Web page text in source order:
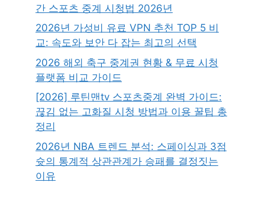
간 스포츠 중계 시청법 2026년
2026년 가성비 유료 VPN 추천 TOP 5 비
교: 속도와 보안 다 잡는 최고의 선택
2026 해외 축구 중계권 현황 & 무료 시청
플랫폼 비교 가이드
[2026] 루틴맨tv 스포츠중계 완벽 가이드:
끊김 없는 고화질 시청 방법과 이용 꿀팁 총
정리
2026년 NBA 트렌드 분석: 스페이싱과 3점
슛의 통계적 상관관계가 승패를 결정짓는
이유